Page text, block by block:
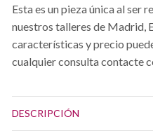
Esta es un pieza única al ser
nuestros talleres de Madrid,
características y precio
cualquier consulta contacte
DESCRIPCIÓN